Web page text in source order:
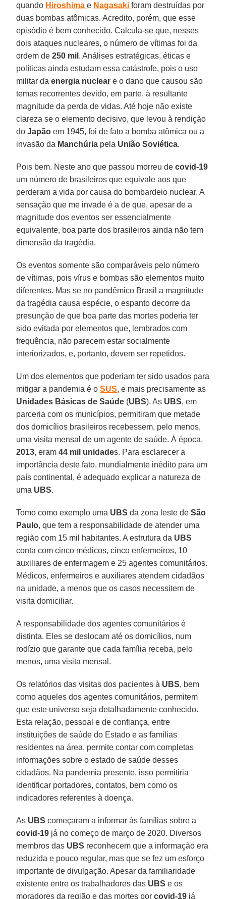
quando Hiroshima e Nagasaki foram destruídas por
duas bombas atômicas. Acredito, porém, que esse
episódio é bem conhecido. Calcula-se que, nesses
dois ataques nucleares, o número de vítimas foi da
ordem de250 mil . Análises estratégicas, éticas e
políticas ainda estudam essa catástrofe, pois o uso
militar da energia nuclear e o dano que causou são
temas recorrentes devido, em parte, à resultante
magnitude da perda de vidas. Até hoje não existe
clareza se o elemento decisivo, que levou à rendição
doJapão em 1945, foi de fato a bomba atômica ou a
invasão da Manchúria pela União Soviética.
Pois bem. Neste ano que passou morreu decovid-19
um número de brasileiros que equivale aos que
perderam a vida por causa do bombardeio nuclear. A
sensação que me invade é a de que, apesar de a
magnitude dos eventos ser essencialmente
equivalente, boa parte dos brasileiros ainda não tem
dimensão da tragédia.
Os eventos somente são comparáveis pelo número
de vítimas, pois vírus e bombas são elementos muito
diferentes. Mas se no pandêmico Brasil a magnitude
da tragédia causa espécie, o espanto decorre da
presunção de que boa parte das mortes poderia ter
sido evitada por elementos que, lembrados com
frequência, não parecem estar socialmente
interiorizados, e, portanto, devem ser repetidos.
Um dos elementos que poderiam ter sido usados para
mitigar a pandemia é oSUS, e mais precisamente as
Unidades Básicas de Saúde (UBS). As UBS, em
parceria com os municípios, permitiram que metade
dos domicílios brasileiros recebessem, pelo menos,
uma visita mensal de um agente de saúde. À época,
2013, eram44 mil unidades. Para esclarecer a
importância deste fato, mundialmente inédito para um
país continental, é adequado explicar a natureza de
uma UBS.
Tomo como exemplo uma UBS da zona leste deSão
Paulo, que tem a responsabilidade de atender uma
região com 15 mil habitantes. A estrutura da UBS
conta com cinco médicos, cinco enfermeiros, 10
auxiliares de enfermagem e 25 agentes comunitários.
Médicos, enfermeiros e auxiliares atendem cidadãos
na unidade, a menos que os casos necessitem de
visita domiciliar.
A responsabilidade dos agentes comunitários é
distinta. Eles se deslocam até os domicílios, num
rodízio que garante que cada família receba, pelo
menos, uma visita mensal.
Os relatórios das visitas dos pacientes à UBS, bem
como aqueles dos agentes comunitários, permitem
que este universo seja detalhadamente conhecido.
Esta relação, pessoal e de confiança, entre
instituições de saúde do Estado e as famílias
residentes na área, permite contar com completas
informações sobre o estado de saúde desses
cidadãos. Na pandemia presente, isso permitiria
identificar portadores, contatos, bem como os
indicadores referentes à doença.
As UBS começaram a informar às famílias sobre a
covid-19 já no começo de março de 2020. Diversos
membros das UBS reconhecem que a informação era
reduzida e pouco regular, mas que se fez um esforço
importante de divulgação. Apesar da familiaridade
existente entre os trabalhadores das UBS e os
moradores da região e das mortes porcovid-19 já